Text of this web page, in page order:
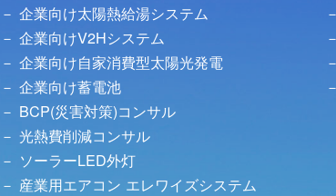
企業向け太陽熱給湯システム
企業向けV2Hシステム
企業向け自家消費型太陽光発電
企業向け蓄電池
BCP(災害対策)コンサル
光熱費削減コンサル
ソーラーLED外灯
産業用エアコン エレワイズシステム